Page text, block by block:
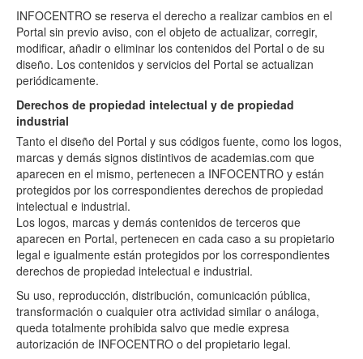
INFOCENTRO se reserva el derecho a realizar cambios en el
Portal sin previo aviso, con el objeto de actualizar, corregir,
modificar, añadir o eliminar los contenidos del Portal o de su
diseño. Los contenidos y servicios del Portal se actualizan
periódicamente.
Derechos de propiedad intelectual y de propiedad
industrial
Tanto el diseño del Portal y sus códigos fuente, como los logos,
marcas y demás signos distintivos de academias.com que
aparecen en el mismo, pertenecen a INFOCENTRO y están
protegidos por los correspondientes derechos de propiedad
intelectual e industrial.
Los logos, marcas y demás contenidos de terceros que
aparecen en Portal, pertenecen en cada caso a su propietario
legal e igualmente están protegidos por los correspondientes
derechos de propiedad intelectual e industrial.
Su uso, reproducción, distribución, comunicación pública,
transformación o cualquier otra actividad similar o análoga,
queda totalmente prohibida salvo que medie expresa
autorización de INFOCENTRO o del propietario legal.